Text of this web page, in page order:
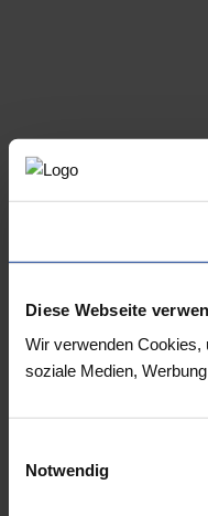
Diese Webseite
Wir verwenden Cookies,
soziale Medien,
Notwendig